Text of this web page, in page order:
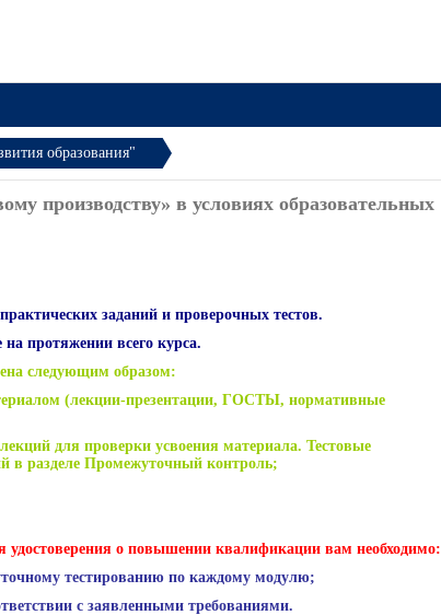
образования"
производству» в условиях образовательных
заданий и проверочных тестов.
протяжении всего курса.
следующим образом:
(лекции-презентации, ГОСТЫ, нормативные
для проверки усвоения материала. Тестовые
в разделе Промежуточный контроль;
о повышении квалификации вам необходимо:
тестированию по каждому модулю;
с заявленными требованиями.